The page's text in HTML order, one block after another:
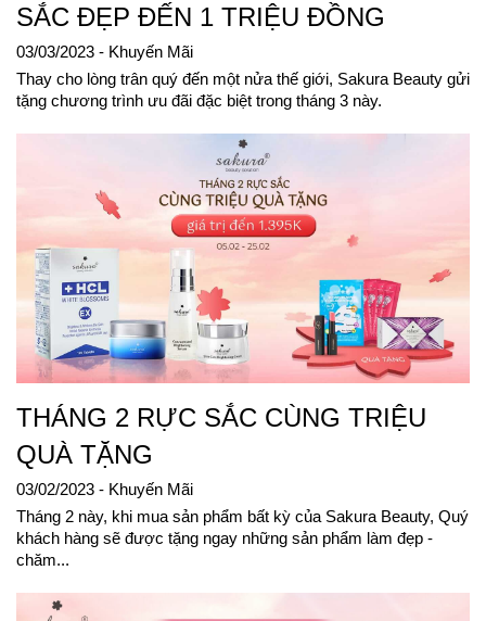
SẮC ĐẸP ĐẾN 1 TRIỆU ĐỒNG
03/03/2023 - Khuyến Mãi
Thay cho lòng trân quý đến một nửa thế giới, Sakura Beauty gửi
tặng chương trình ưu đãi đặc biệt trong tháng 3 này.
THÁNG 2 RỰC SẮC CÙNG TRIỆU
QUÀ TẶNG
03/02/2023 - Khuyến Mãi
Tháng 2 này, khi mua sản phẩm bất kỳ của Sakura Beauty, Quý
khách hàng sẽ được tặng ngay những sản phẩm làm đẹp -
chăm...